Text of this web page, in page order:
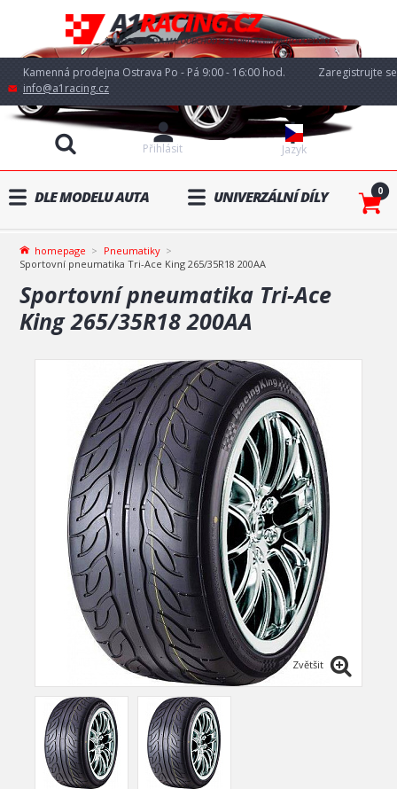
Kamenná prodejna Ostrava Po - Pá 9:00 - 16:00 hod.
info@a1racing.cz
Jazyk
Přihlásit
Zaregistrujte se
DLE MODELU AUTA UNIVERZÁLNÍ DÍLY 0
homepage
Pneumatiky
Sportovní pneumatika Tri-Ace King 265/35R18 200AA
Sportovní pneumatika Tri-Ace
King 265/35R18 200AA
Zvětšit